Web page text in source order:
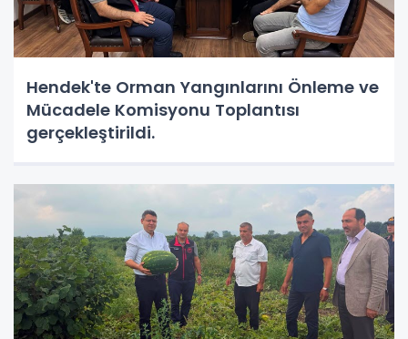
Hendek'te Orman Yangınlarını Önleme ve
Mücadele Komisyonu Toplantısı
gerçekleştirildi.